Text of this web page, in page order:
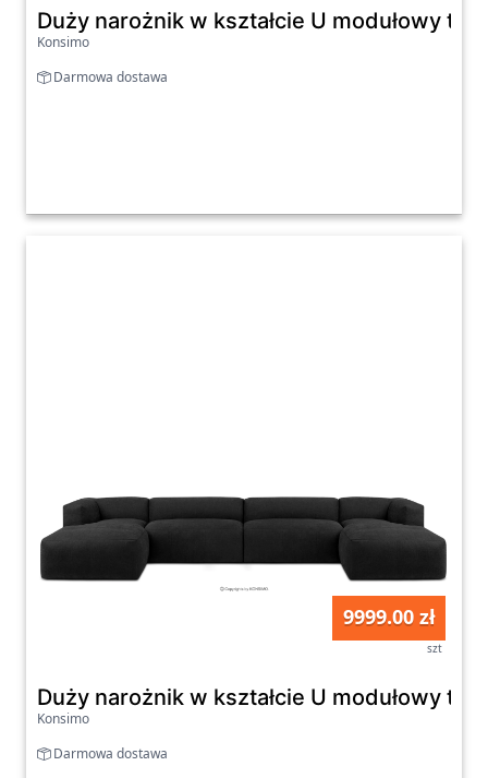
Duży narożnik w kształcie U modułowy
Konsimo
Darmowa dostawa
9999.00 zł
szt
Duży narożnik w kształcie U modułowy
Konsimo
Darmowa dostawa